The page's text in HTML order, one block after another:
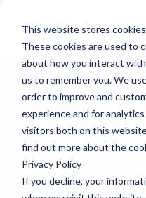
This website stores
These cookies are used to
about how you interact
us to remember you. We
order to improve and
experience and for
visitors both on this
find out more about the
Privacy Policy
If you decline, your
隆重介
最大容量，可靠性能。